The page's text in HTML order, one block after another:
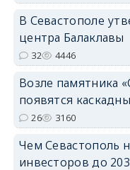
В Севастополе
центра Балаклавы
32 4446
Возле памятника
появятся
26 3160
Чем Севастополь
инвесторов до